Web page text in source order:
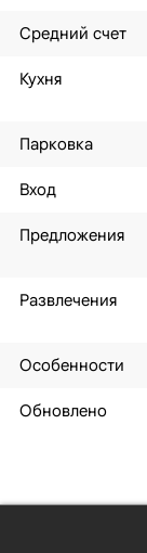
Средний счет
Кухня
Парковка
Вход
Предложения
Развлечения
Особенности
Обновлено